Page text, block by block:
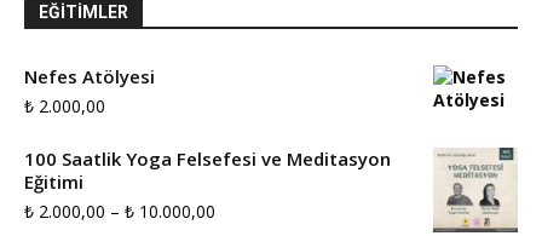
EĞITIMLER
Nefes Atölyesi
₺ 2.000,00
100 Saatlik Yoga Felsefesi ve Meditasyon
Eğitimi
₺ 2.000,00 – ₺ 10.000,00